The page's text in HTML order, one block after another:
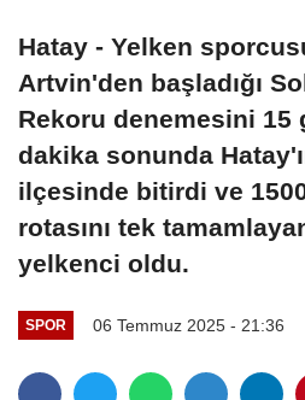
Hatay - Yelken
Artvin'den başladığı
Rekoru denemesini 15
dakika sonunda
ilçesinde bitirdi ve
rotasını tek
yelkenci oldu.
SPOR 06 Temmuz 2025 - 21:36